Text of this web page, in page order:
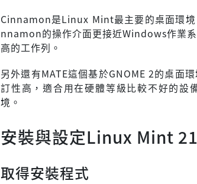
Cinnamon是Linux Mint最主要的桌面環境
nnamon的操作介面更接近Windows作業
高的工作列。
另外還有MATE這個基於GNOME 2的桌面
訂性高，適合用在硬體等級比較不好的設
境。
安裝與設定Linux Mint
取得安裝程式